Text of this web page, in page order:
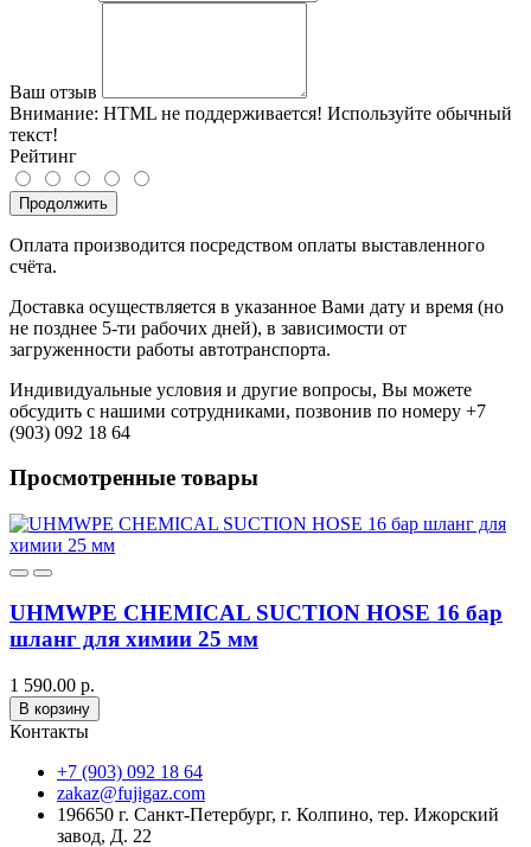
Ваш отзыв
Внимание: HTML не поддерживается! Используйте обычный
текст!
Рейтинг
Продолжить
Оплата производится посредством оплаты выставленного
счёта.
Доставка осуществляется в указанное Вами дату и время (но
не позднее 5-ти рабочих дней), в зависимости от
загруженности работы автотранспорта.
Индивидуальные условия и другие вопросы, Вы можете
обсудить с нашими сотрудниками, позвонив по номеру +7
(903) 092 18 64
Просмотренные товары
UHMWPE CHEMICAL SUCTION HOSE 16 бар
шланг для химии 25 мм
1 590.00 р.
В корзину
Контакты
+7 (903) 092 18 64
zakaz@fujigaz.com
196650 г. Санкт-Петербург, г. Колпино, тер. Ижорский
завод, Д. 22